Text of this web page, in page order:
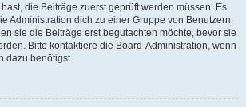
die Beiträge zuerst geprüft werden müssen. Es
Administration dich zu einer Gruppe von Benutzern
sie die Beiträge erst begutachten möchte, bevor sie
Bitte kontaktiere die Board-Administration, wenn
dazu benötigst.